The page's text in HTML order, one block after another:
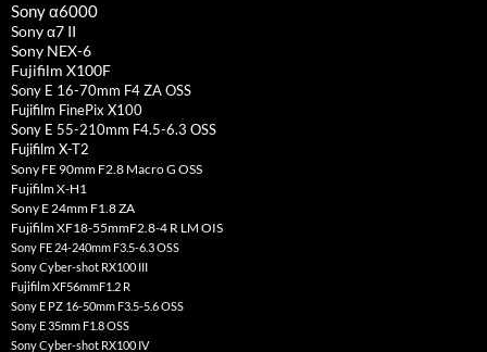
Sony α6000
Sony α7 II
Sony NEX-6
Fujifilm X100F
Sony E 16-70mm F4 ZA OSS
Fujifilm FinePix X100
Sony E 55-210mm F4.5-6.3 OSS
Fujifilm X-T2
Sony FE 90mm F2.8 Macro G OSS
Fujifilm X-H1
Sony E 24mm F1.8 ZA
Fujifilm XF18-55mmF2.8-4 R LM OIS
Sony FE 24-240mm F3.5-6.3 OSS
Sony Cyber-shot RX100 III
Fujifilm XF56mmF1.2 R
Sony E PZ 16-50mm F3.5-5.6 OSS
Sony E 35mm F1.8 OSS
Sony Cyber-shot RX100 IV